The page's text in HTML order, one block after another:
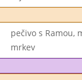
pečivo s Ramou,
mrkev